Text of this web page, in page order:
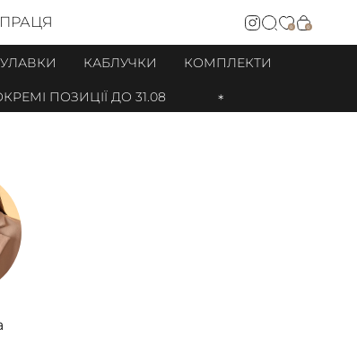
0 0
КАБЛУЧКИ КОМПЛЕКТИ
ПОЗИЦІЇ ДО 31.08